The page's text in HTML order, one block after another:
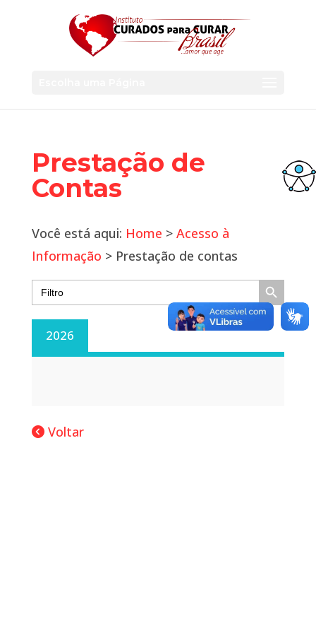
Prestação de
Contas
Você está aqui: Home > Acesso à
Informação > Prestação de contas
Search
for:
Search Button
2026
Voltar